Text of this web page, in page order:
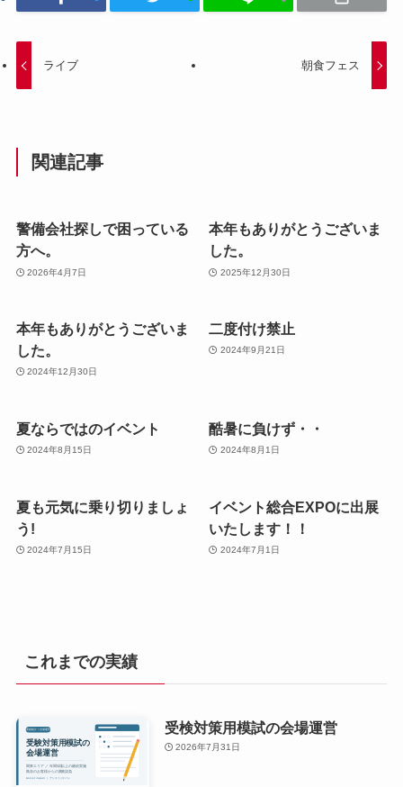
ライブ 朝食フェス
関連記事
警備会社探しで困っている
方へ。
2026年4月7日
本年もありがとうございま
した。
2025年12月30日
本年もありがとうございま
した。
2024年12月30日
二度付け禁止
2024年9月21日
夏ならではのイベント
2024年8月15日
酷暑に負けず・・
2024年8月1日
夏も元気に乗り切りましょ
う!
2024年7月15日
イベント総合EXPOに出展
いたします！！
2024年7月1日
これまでの実績
受検対策用模試の会場運営
2026年7月31日